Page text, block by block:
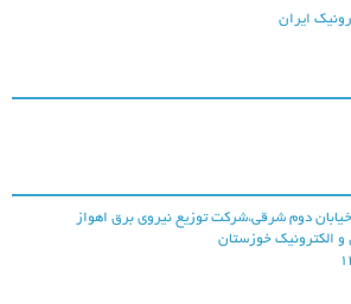
ایران
دوم شرقی،شرکت توزیع نیروی برق اهواز
خوزستان